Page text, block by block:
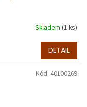
Skladem (1 ks)
DETAIL
Kód: 40100269